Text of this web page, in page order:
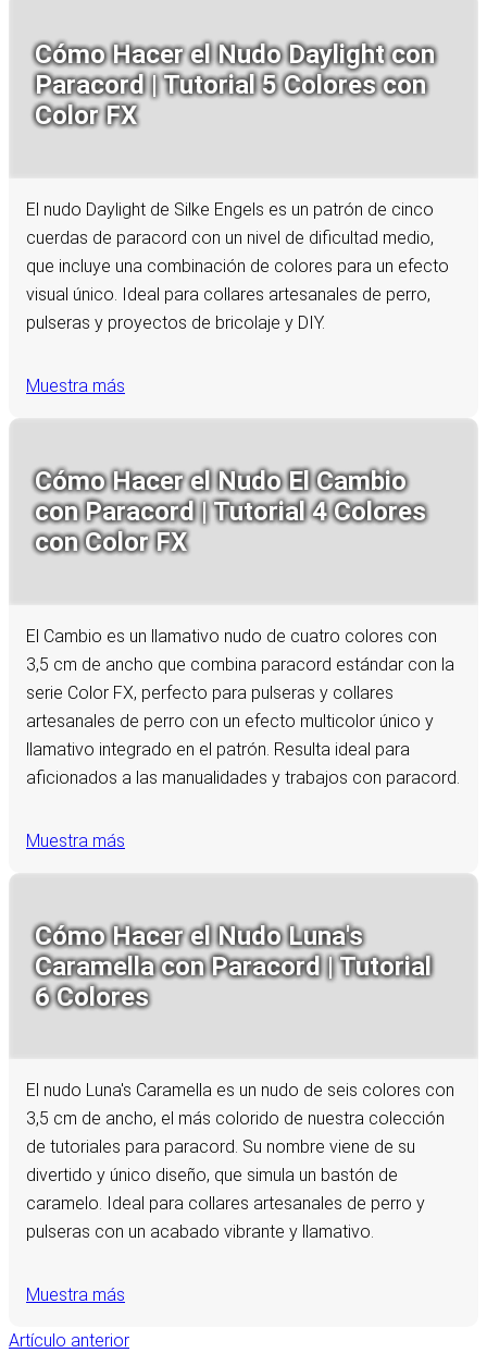
Cómo Hacer el Nudo Daylight con
Paracord | Tutorial 5 Colores con
Color FX
El nudo Daylight de Silke Engels es un patrón de cinco
cuerdas de paracord con un nivel de dificultad medio,
que incluye una combinación de colores para un efecto
visual único. Ideal para collares artesanales de perro,
pulseras y proyectos de bricolaje y DIY.
Muestra más
Cómo Hacer el Nudo El Cambio
con Paracord | Tutorial 4 Colores
con Color FX
El Cambio es un llamativo nudo de cuatro colores con
3,5 cm de ancho que combina paracord estándar con la
serie Color FX, perfecto para pulseras y collares
artesanales de perro con un efecto multicolor único y
llamativo integrado en el patrón. Resulta ideal para
aficionados a las manualidades y trabajos con paracord.
Muestra más
Cómo Hacer el Nudo Luna's
Caramella con Paracord | Tutorial
6 Colores
El nudo Luna's Caramella es un nudo de seis colores con
3,5 cm de ancho, el más colorido de nuestra colección
de tutoriales para paracord. Su nombre viene de su
divertido y único diseño, que simula un bastón de
caramelo. Ideal para collares artesanales de perro y
pulseras con un acabado vibrante y llamativo.
Muestra más
Artículo anterior